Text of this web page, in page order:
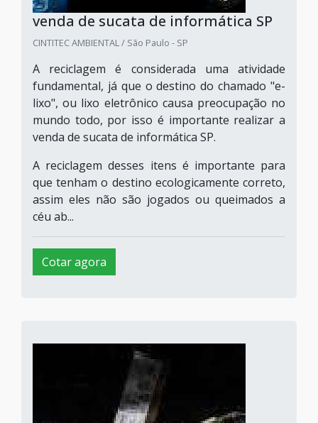
venda de sucata de informática SP
CINTITEC AMBIENTAL / São Paulo - SP
A reciclagem é considerada uma atividade
fundamental, já que o destino do chamado "e-
lixo", ou lixo eletrônico causa preocupação no
mundo todo, por isso é importante realizar a
venda de sucata de informática SP.
A reciclagem desses itens é importante para
que tenham o destino ecologicamente correto,
assim eles não são jogados ou queimados a
céu ab...
Cotar agora